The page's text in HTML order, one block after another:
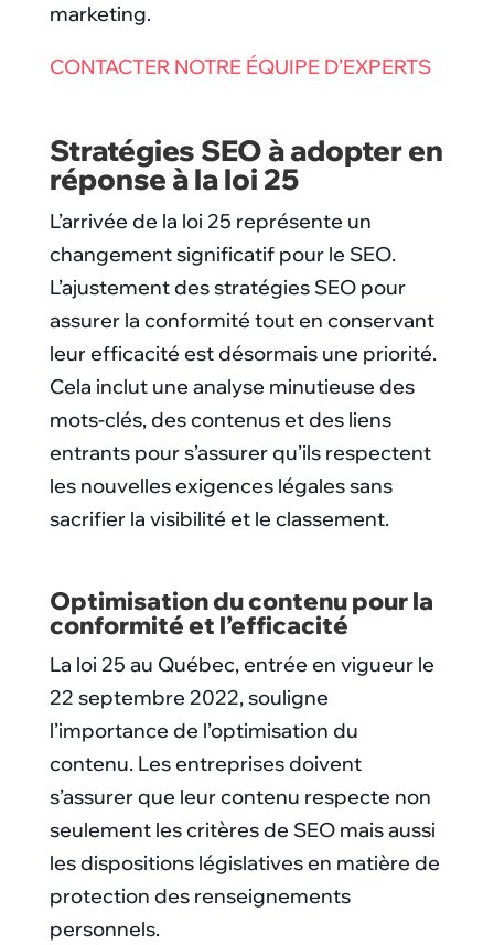
marketing.
CONTACTER NOTRE ÉQUIPE D’EXPERTS
Stratégies SEO à adopter en
réponse à la loi 25
L’arrivée de la loi 25 représente un
changement significatif pour le SEO.
L’ajustement des stratégies SEO pour
assurer la conformité tout en conservant
leur efficacité est désormais une priorité.
Cela inclut une analyse minutieuse des
mots-clés, des contenus et des liens
entrants pour s’assurer qu’ils respectent
les nouvelles exigences légales sans
sacrifier la visibilité et le classement.
Optimisation du contenu pour la
conformité et l’efficacité
La loi 25 au Québec, entrée en vigueur le
22 septembre 2022, souligne
l’importance de l’optimisation du
contenu. Les entreprises doivent
s’assurer que leur contenu respecte non
seulement les critères de SEO mais aussi
les dispositions législatives en matière de
protection des renseignements
personnels.